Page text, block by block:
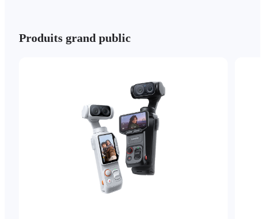
Produits grand public